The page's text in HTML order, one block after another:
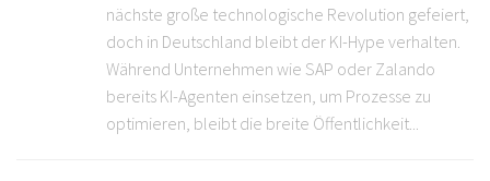
nächste große technologische Revolution gefeiert,
doch in Deutschland bleibt der KI-Hype verhalten.
Während Unternehmen wie SAP oder Zalando
bereits KI-Agenten einsetzen, um Prozesse zu
optimieren, bleibt die breite Öffentlichkeit...